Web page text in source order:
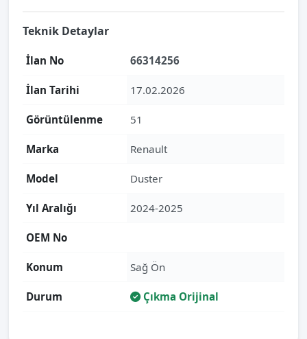
Teknik Detaylar
İlan No 66314256
İlan Tarihi 17.02.2026
Görüntülenme 51
Marka Renault
Model Duster
Yıl Aralığı 2024-2025
OEM No
Konum Sağ Ön
Durum Çıkma Orijinal